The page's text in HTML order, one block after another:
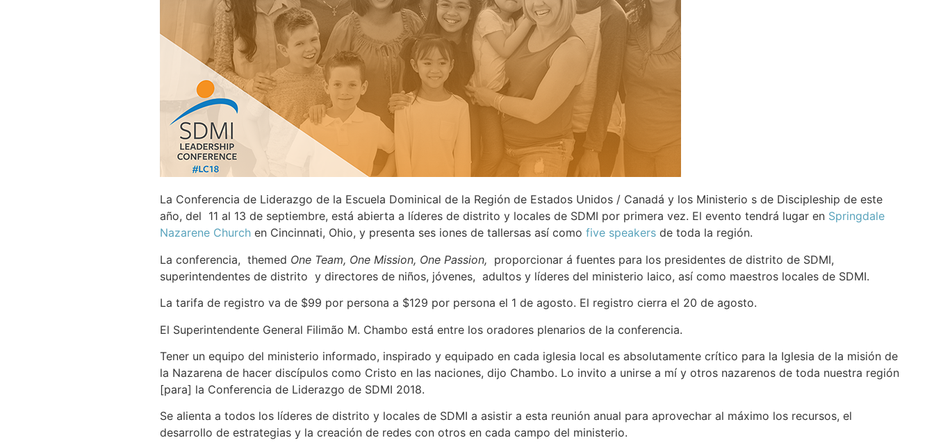
La Conferencia de Liderazgo de la Escuela Dominical de la Región de Estados Unidos / Canadá y los Ministerio s de Discipleship de este
año, del 11 al 13 de septiembre, está abierta a líderes de distrito y locales de SDMI por primera vez. El evento tendrá lugar en Springdale
Nazarene Churchen Cincinnati, Ohio, y presenta ses iones de tallersas así como five speakersde toda la región.
La conferencia, themed One Team, One Mission, One Passion, proporcionar á fuentes para los presidentes de distrito de SDMI,
superintendentes de distrito y directores de niños, jóvenes, adultos y líderes del ministerio laico, así como maestros locales de SDMI.
La tarifa de registro va de $99 por persona a $129 por persona el 1 de agosto. El registro cierra el 20 de agosto.
El Superintendente General Filimão M. Chambo está entre los oradores plenarios de la conferencia.
Tener un equipo del ministerio informado, inspirado y equipado en cada iglesia local es absolutamente crítico para la Iglesia de la misión de
la Nazarena de hacer discípulos como Cristo en las naciones, dijo Chambo. Lo invito a unirse a mí y otros nazarenos de toda nuestra región
[para] la Conferencia de Liderazgo de SDMI 2018.
Se alienta a todos los líderes de distrito y locales de SDMI a asistir a esta reunión anual para aprovechar al máximo los recursos, el
desarrollo de estrategias y la creación de redes con otros en cada campo del ministerio.